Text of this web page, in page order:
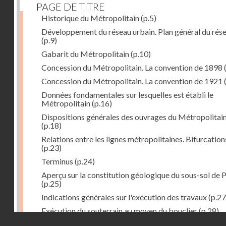
PAGE DE TITRE
Historique du Métropolitain(p.5)
Développement du réseau urbain. Plan général du
(p.9)
Gabarit du Métropolitain(p.10)
Concession du Métropolitain. La convention de 1898
Concession du Métropolitain. La convention de 1921
Données fondamentales sur lesquelles est établi le
Métropolitain(p.16)
Dispositions générales des ouvrages du
(p.18)
Relations entre les lignes métropolitaines.
(p.23)
Terminus (p.24)
Aperçu sur la constitution géologique du sous-sol de
(p.25)
Indications générales sur l'exécution des travaux
Exécution du souterrain au moyen du bouclier(p.28)